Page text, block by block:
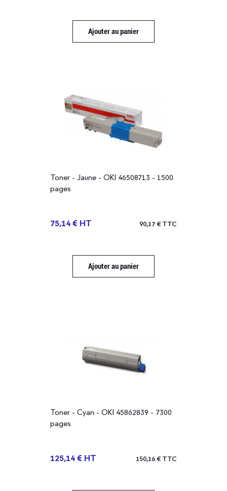
Ajouter au panier
Toner - Jaune - OKI 46508713 - 1500
pages
75,14 € HT 90,17 € TTC
Ajouter au panier
Toner - Cyan - OKI 45862839 - 7300
pages
125,14 € HT 150,16 € TTC